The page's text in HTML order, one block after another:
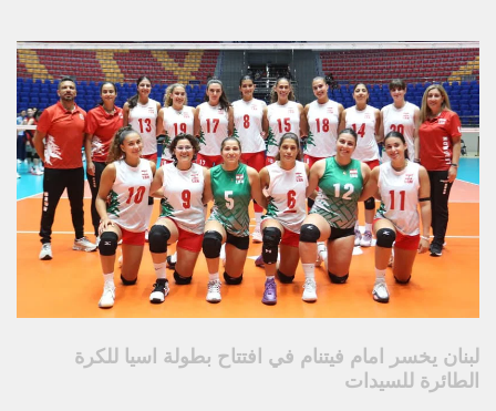
لبنان يخسر امام فيتنام في افتتاح بطولة اسيا للكرة
الطائرة للسيدات